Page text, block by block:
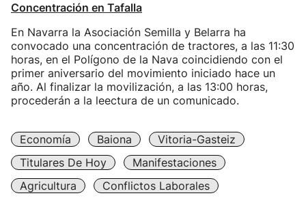
Concentración en Tafalla
En Navarra la Asociación Semilla y Belarra ha
convocado una concentración de tractores, a las 11:30
horas, en el Polígono de la Nava coincidiendo con el
primer aniversario del movimiento iniciado hace un
año. Al finalizar la movilización, a las 13:00 horas,
procederán a la leectura de un comunicado.
Economía Baiona
Vitoria-Gasteiz
Titulares De Hoy
Manifestaciones
Agricultura
Conflictos Laborales